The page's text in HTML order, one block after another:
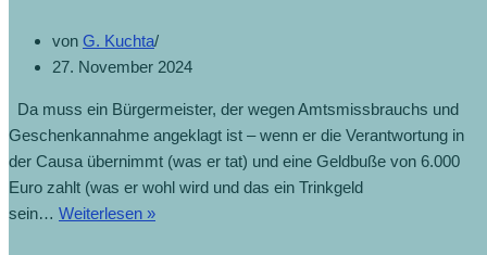
von G. Kuchta
27. November 2024
Da muss ein Bürgermeister, der wegen Amtsmissbrauchs und
Geschenkannahme angeklagt ist – wenn er die Verantwortung in
der Causa übernimmt (was er tat) und eine Geldbuße von 6.000
Euro zahlt (was er wohl wird und das ein Trinkgeld
sein… Weiterlesen »